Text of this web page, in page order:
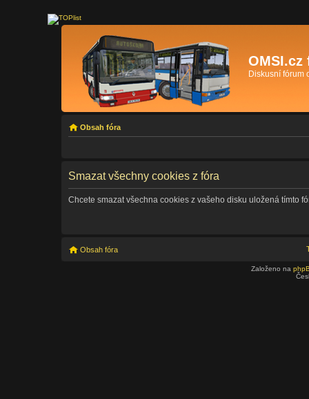
OMSI.cz
Diskusní fórum
Obsah fóra
Smazat všechny cookies z fóra
Chcete smazat všechna cookies z vašeho disku uložená tímto
Obsah fóra
Založeno na